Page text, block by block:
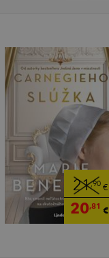
21,90€
20,81 €